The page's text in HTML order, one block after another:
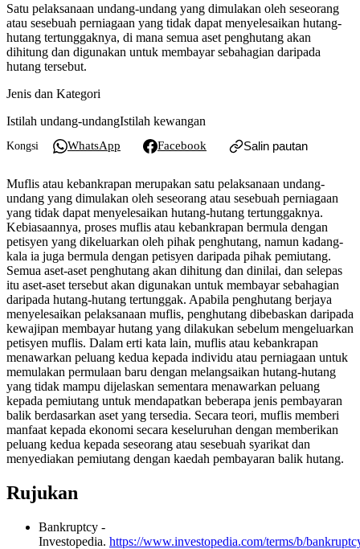
Satu pelaksanaan undang-undang yang dimulakan oleh seseorang
atau sesebuah perniagaan yang tidak dapat menyelesaikan hutang-
hutang tertunggaknya, di mana semua aset penghutang akan
dihitung dan digunakan untuk membayar sebahagian daripada
hutang tersebut.
Jenis dan Kategori
Istilah undang-undangIstilah kewangan
Kongsi WhatsApp Facebook Salin pautan
Muflis atau kebankrapan merupakan satu pelaksanaan undang-
undang yang dimulakan oleh seseorang atau sesebuah perniagaan
yang tidak dapat menyelesaikan hutang-hutang tertunggaknya.
Kebiasaannya, proses muflis atau kebankrapan bermula dengan
petisyen yang dikeluarkan oleh pihak penghutang, namun kadang-
kala ia juga bermula dengan petisyen daripada pihak pemiutang.
Semua aset-aset penghutang akan dihitung dan dinilai, dan selepas
itu aset-aset tersebut akan digunakan untuk membayar sebahagian
daripada hutang-hutang tertunggak. Apabila penghutang berjaya
menyelesaikan pelaksanaan muflis, penghutang dibebaskan daripada
kewajipan membayar hutang yang dilakukan sebelum mengeluarkan
petisyen muflis. Dalam erti kata lain, muflis atau kebankrapan
menawarkan peluang kedua kepada individu atau perniagaan untuk
memulakan permulaan baru dengan melangsaikan hutang-hutang
yang tidak mampu dijelaskan sementara menawarkan peluang
kepada pemiutang untuk mendapatkan beberapa jenis pembayaran
balik berdasarkan aset yang tersedia. Secara teori, muflis memberi
manfaat kepada ekonomi secara keseluruhan dengan memberikan
peluang kedua kepada seseorang atau sesebuah syarikat dan
menyediakan pemiutang dengan kaedah pembayaran balik hutang.
Rujukan
Bankruptcy -
Investopedia. https://www.investopedia.com/terms/b/